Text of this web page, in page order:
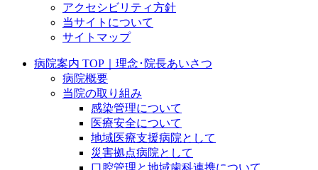
アクセシビリティ方針
当サイトについて
サイトマップ
病院案内 TOP｜理念･院長あいさつ
病院概要
当院の取り組み
感染管理について
医療安全について
地域医療支援病院として
災害拠点病院として
口腔管理と地域歯科連携について